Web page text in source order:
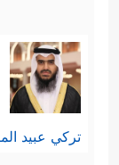
تركي عبيد